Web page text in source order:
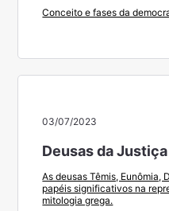
Conceito e fases da
03/07/2023
Deusas da
As deusas Têmis, Eunômia,
papéis significativos na
mitologia grega.